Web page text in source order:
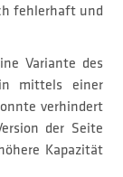
fehlerhaft und
Variante des
mittels einer
verhindert
der Seite
Kapazität